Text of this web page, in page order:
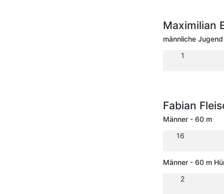
Maximilian
männliche
1
Fabian
Männer - 60 m
16
Männer - 60 m
2